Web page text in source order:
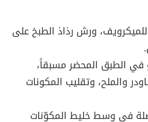
ورش رذاذ الطبخ على
في الطبق المحضر مسبقاً،
والملح، وتقليب المكونات
في وسط خليط المكوّنات